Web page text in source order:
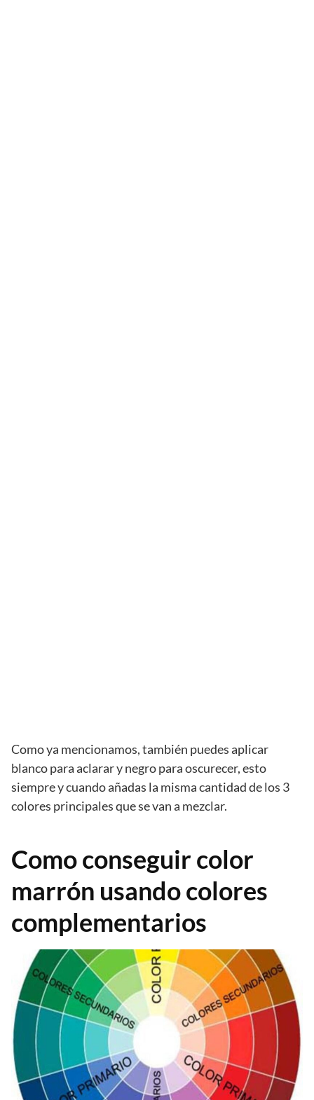
Como ya mencionamos, también puedes aplicar
blanco para aclarar y negro para oscurecer, esto
siempre y cuando añadas la misma cantidad de los 3
colores principales que se van a mezclar.
Como conseguir color
marrón usando colores
complementarios